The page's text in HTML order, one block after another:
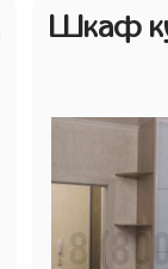
Шкаф